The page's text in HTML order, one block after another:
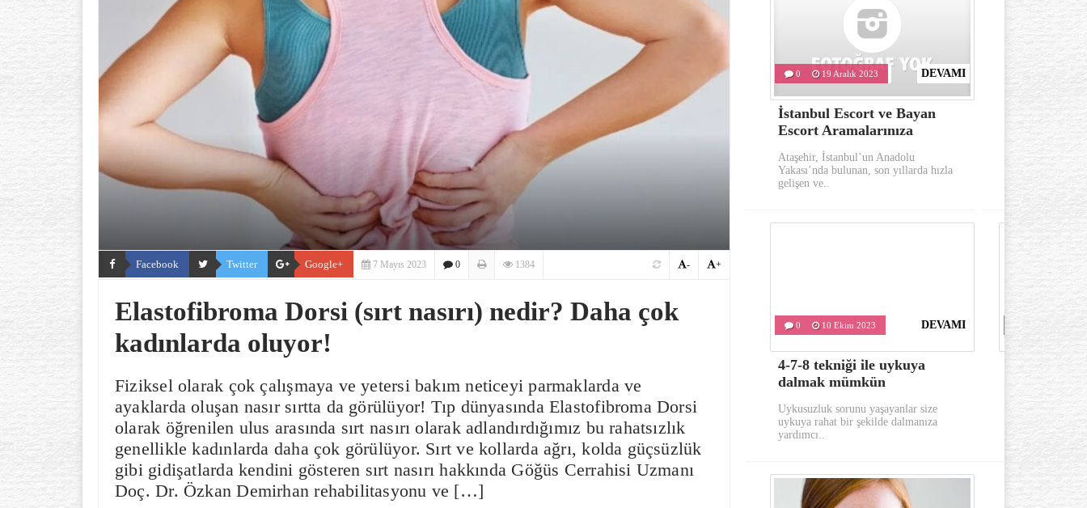
Facebook Twitter Google+ 7 Mayıs 2023 0 1384 +
-
Elastofibroma Dorsi (sırt nasırı) nedir? Daha çok
kadınlarda oluyor!
Fiziksel olarak çok çalışmaya ve yetersi bakım neticeyi parmaklarda ve
ayaklarda oluşan nasır sırtta da görülüyor! Tıp dünyasında Elastofibroma Dorsi
olarak öğrenilen ulus arasında sırt nasırı olarak adlandırdığımız bu rahatsızlık
genellikle kadınlarda daha çok görülüyor. Sırt ve kollarda ağrı, kolda güçsüzlük
gibi gidişatlarda kendini gösteren sırt nasırı hakkında Göğüs Cerrahisi Uzmanı
Doç. Dr. Özkan Demirhan rehabilitasyonu ve […]
DEVAMI
0 19 Aralık 2023
İstanbul Escort ve Bayan
Escort Aramalarınıza
Ataşehir, İstanbul’un Anadolu
Yakası’nda bulunan, son yıllarda hızla
gelişen ve..
10
Göz
oluşumu
Göz
önemli
DEVAMI
0 10 Ekim 2023
4-7-8 tekniği ile uykuya
dalmak mümkün
Uykusuzluk sorunu yaşayanlar size
uykuya rahat bir şekilde dalmanıza
yardımcı..
0 10 Ekim
Varis
aylarında
Gerek görünümü
oldukça dikkat
hastalıklardan..